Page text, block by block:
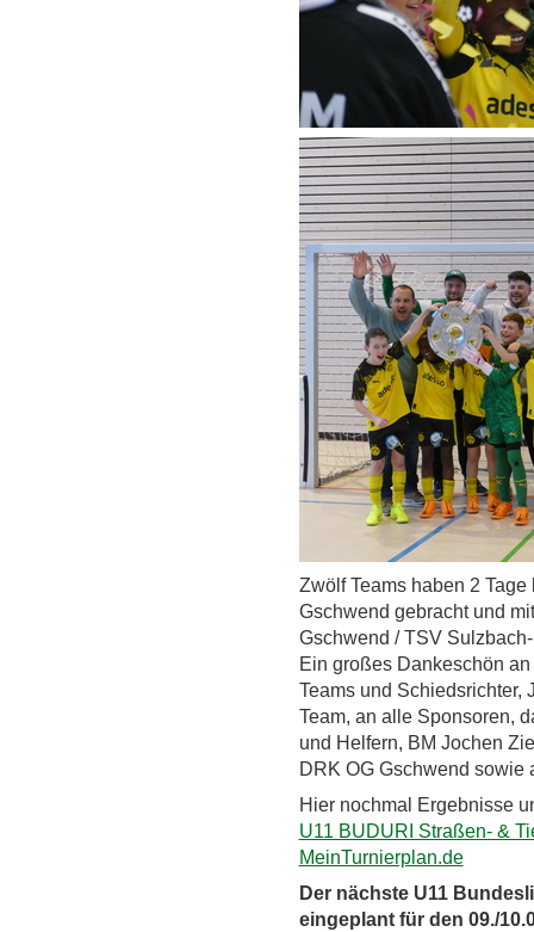
Zwölf Teams haben 2
Gschwend gebracht und
Gschwend / TSV
Ein großes Dankeschön
Teams und Schiedsrichter,
Team, an alle Sponsoren,
und Helfern, BM Jochen
DRK OG Gschwend sowie
Hier nochmal Ergebnisse
U11 BUDURI Straßen- &
MeinTurnierplan.de
Der nächste U11
eingeplant für den 09./